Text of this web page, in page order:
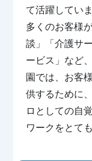
て活躍していま
多くのお客様
談」「介護サ
ービス」など
園では、お客
供するために
ロとしての自
ワークをとて